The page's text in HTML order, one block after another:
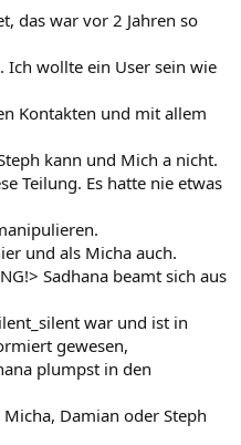
das war vor 2 Jahren so
Ich wollte ein User sein wie
Kontakten und mit allem
kann und Mich a nicht.
Teilung. Es hatte nie etwas
und als Micha auch.
Sadhana beamt sich aus
war und ist in
gewesen,
plumpst in den
Damian oder Steph